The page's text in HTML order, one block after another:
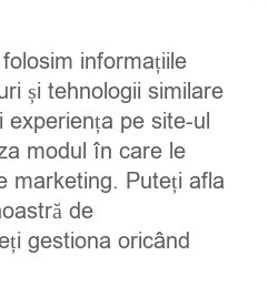
Trip2explore
Despre noi
Contacteaza-ne
Detalii financiare
informațiile
și tehnologii similare
experiența pe site-ul
modul în care le
marketing. Puteți afla
de
gestiona oricând